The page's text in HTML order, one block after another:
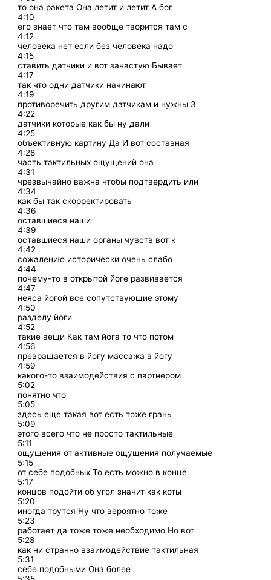
то она ракета Она летит и летит А бог
4:10
его знает что там вообще творится там с
4:12
человека нет если без человека надо
4:15
ставить датчики и вот зачастую Бывает
4:17
так что одни датчики начинают
4:19
противоречить другим датчикам и нужны 3
4:22
датчики которые как бы ну дали
4:25
объективную картину Да И вот составная
4:28
часть тактильных ощущений она
4:31
чрезвычайно важна чтобы подтвердить или
4:34
как бы так скорректировать
4:36
оставшиеся наши
4:39
оставшиеся наши органы чувств вот к
4:42
сожалению исторически очень слабо
4:44
почему-то в открытой йоге развивается
4:47
неяса йогой все сопутствующие этому
4:50
разделу йоги
4:52
такие вещи Как там йога то что потом
4:56
превращается в йогу массажа в йогу
4:59
какого-то взаимодействия с партнером
5:02
понятно что
5:05
здесь еще такая вот есть тоже грань
5:09
этого всего что не просто тактильные
5:11
ощущения от активные ощущения получаемые
5:15
от себе подобных То есть можно в конце
5:17
концов подойти об угол значит как коты
5:20
иногда трутся Ну что вероятно тоже
5:23
работает да тоже тоже необходимо Но вот
5:28
как ни странно взаимодействие тактильная
5:31
себе подобными Она более